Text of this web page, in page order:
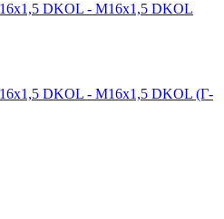
DKOL - M16x1,5 DKOL
DKOL - M16x1,5 DKOL (Г-